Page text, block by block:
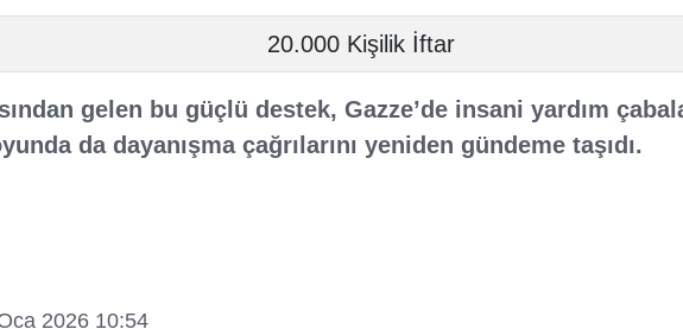
20.000 Kişilik İftar
gelen bu güçlü destek, Gazze’de insani yardım
da dayanışma çağrılarını yeniden gündeme taşıdı.
2026 10:54